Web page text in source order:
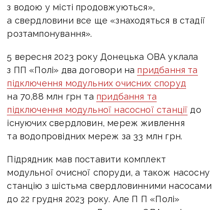
з водою у місті продовжуються»,
а свердловини все ще «знаходяться в стадії
розтампонування».
5 вересня 2023 року Донецька ОВА уклала
з ПП «Полі» два договори на придбання та
підключення модульних очисних споруд
на 70,88 млн грн та придбання та
підключення модульної насосної станції до
існуючих свердловин, мереж живлення
та водопровідних мереж за 33 млн грн.
Підрядник мав поставити комплект
модульної очисної споруди, а також насосну
станцію з шістьма свердловинними насосами
до 22 грудня 2023 року. Але П П «Полі»